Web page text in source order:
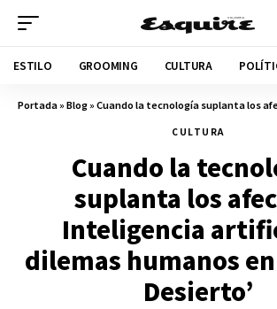
ESTILO GROOMING CULTURA
Portada»Blog»Cuando la tecnología suplanta los afectos: Inteligencia artificial y
CULTURA
Cuando la
suplanta los
Inteligencia
dilemas humanos
Desierto’